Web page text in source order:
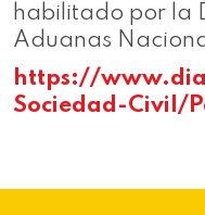
habilitado por la
Aduanas
https://
Sociedad-Civil/